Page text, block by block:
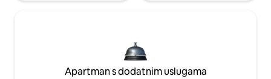
Apartman s dodatnim uslugama